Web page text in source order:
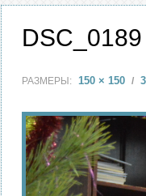
DSC_0189
РАЗМЕРЫ: 150 × 150 /